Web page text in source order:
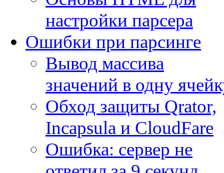
настройки парсера
Ошибки при парсинге
Вывод массива
значений в одну
Обход защиты Qrator,
Incapsula и CloudFare
Ошибка: сервер не